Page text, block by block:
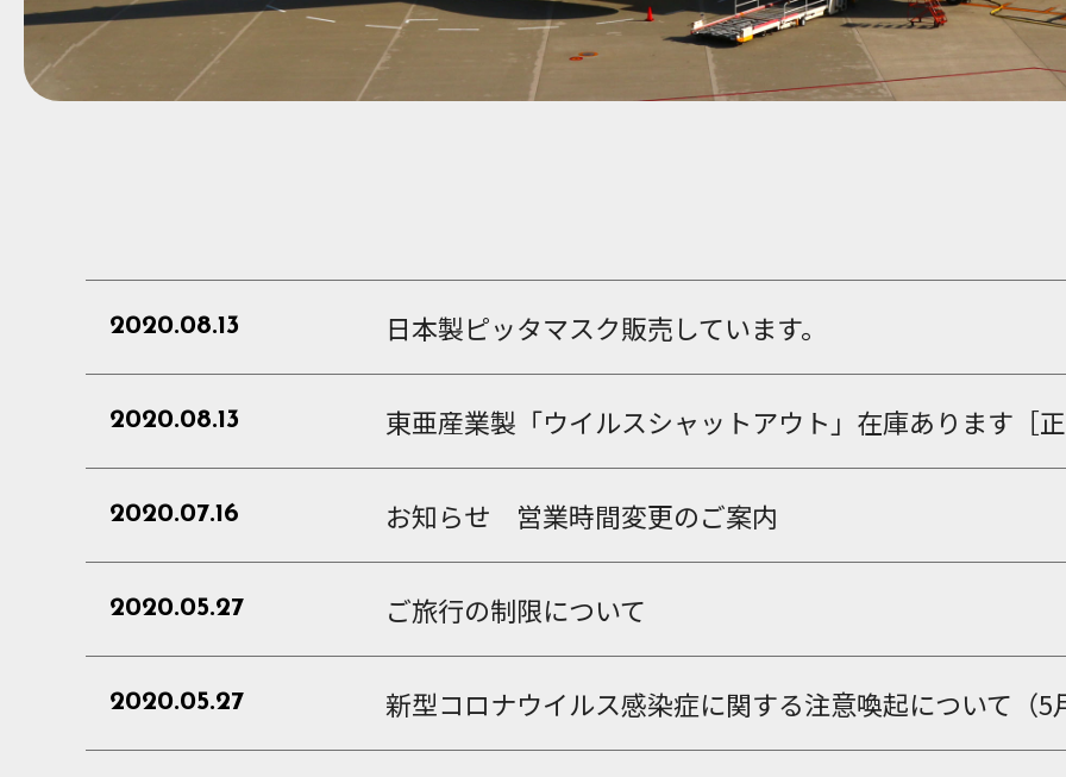
2020.08.13 日本製ピッタマスク販売しています。
2020.08.13 東亜産業製「ウイルスシャットアウト」在庫あります［
2020.07.16 お知らせ 営業時間変更のご案内
2020.05.27 ご旅行の制限について
2020.05.27 新型コロナウイルス感染症に関する注意喚起について（